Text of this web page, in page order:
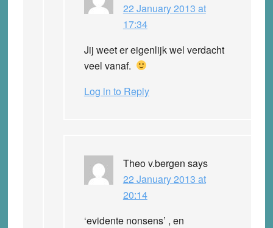
22 January 2013 at
17:34
Jij weet er eigenlijk wel verdacht
veel vanaf.
Log in to Reply
Theo v.bergen says
22 January 2013 at
20:14
‘evidente nonsens’ , en